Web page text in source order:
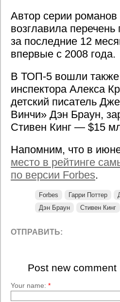
Автор серии
возглавила
за последние 12
впервые с 2008 года.
В ТОП-5 вошли
инспектора Алекса
детский писатель
Винчи» Дэн Браун,
Стивен Кинг — $15
Напомним, что в
место в рейтинге
по версии Forbes.
Forbes Гарри Поттер
Дэн Браун
Стивен Кинг
ОТПРАВИТЬ:
Post new comment
Your name: *